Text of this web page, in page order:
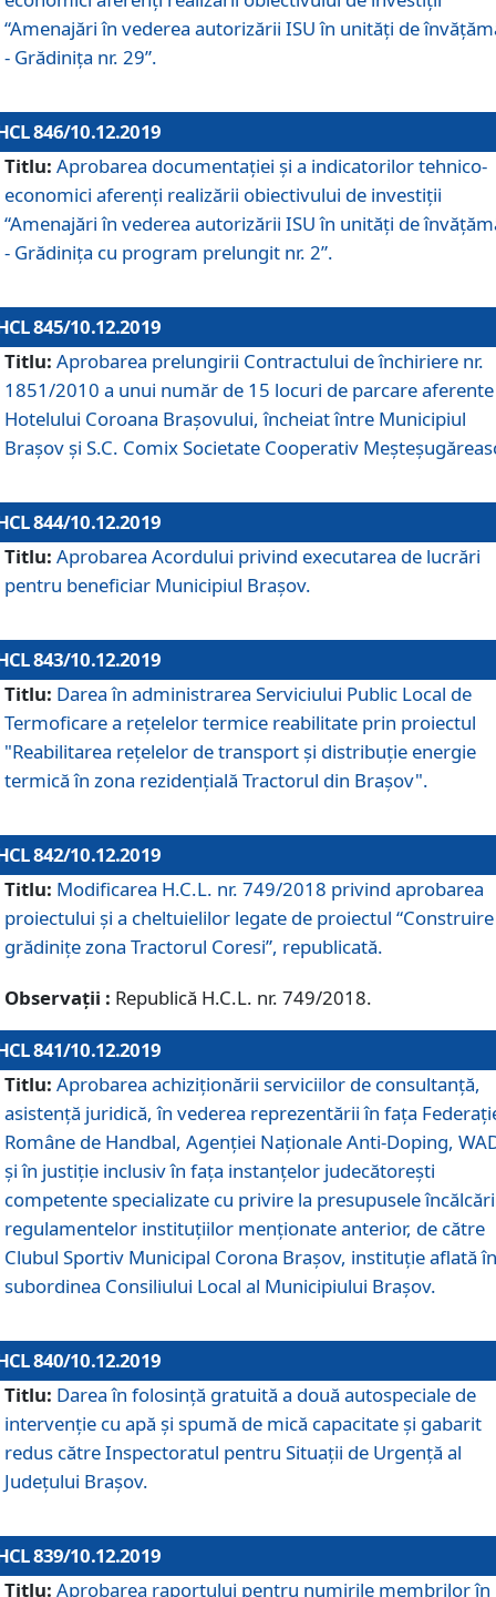
“Amenajări în vederea autorizării ISU în unități de
- Grădinița nr. 29”.
846/10.12.2019
Titlu: Aprobarea documentației și a indicatorilor tehnico-
economici aferenți realizării obiectivului de investiții
“Amenajări în vederea autorizării ISU în unități de
- Grădinița cu program prelungit nr. 2”.
845/10.12.2019
Titlu: Aprobarea prelungirii Contractului de închiriere nr.
1851/2010 a unui număr de 15 locuri de parcare aferente
Hotelului Coroana Brașovului, încheiat între Municipiul
Braşov şi S.C. Comix Societate Cooperativ
844/10.12.2019
Titlu: Aprobarea Acordului privind executarea de lucrări
pentru beneficiar Municipiul Brașov.
843/10.12.2019
Titlu: Darea în administrarea Serviciului Public Local de
Termoficare a rețelelor termice reabilitate prin proiectul
"Reabilitarea reţelelor de transport şi distribuţie energie
termică în zona rezidenţială Tractorul din Braşov".
842/10.12.2019
Titlu: Modificarea H.C.L. nr. 749/2018 privind aprobarea
proiectului și a cheltuielilor legate de proiectul “Construire
grădinițe zona Tractorul Coresi”, republicată.
Observații : Republică H.C.L. nr. 749/2018.
841/10.12.2019
Titlu: Aprobarea achiziționării serviciilor de consultanță,
asistență juridică, în vederea reprezentării în fața
Române de Handbal, Agenției Naționale Anti-Doping,
și în justiție inclusiv în fața instanțelor judecătorești
competente specializate cu privire la presupusele
regulamentelor instituțiilor menționate anterior, de către
Clubul Sportiv Municipal Corona Braşov, instituție aflată în
subordinea Consiliului Local al Municipiului Brașov.
840/10.12.2019
Titlu: Darea în folosință gratuită a două autospeciale de
intervenție cu apă și spumă de mică capacitate și gabarit
redus către Inspectoratul pentru Situaţii de Urgenţă al
Judeţului Brașov.
839/10.12.2019
Titlu: Aprobarea raportului pentru numirile membrilor în